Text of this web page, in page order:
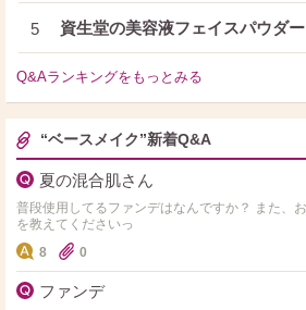
5 資生堂の美容液フェイスパウダー
Q&Aランキングをもっとみる
“ベースメイク”新着Q&A
夏の混合肌さん
普段使用してるファンデはなんですか？ また、お気に入りのファンデタイプ
を教えてくださいっ
8
0
ファンデ